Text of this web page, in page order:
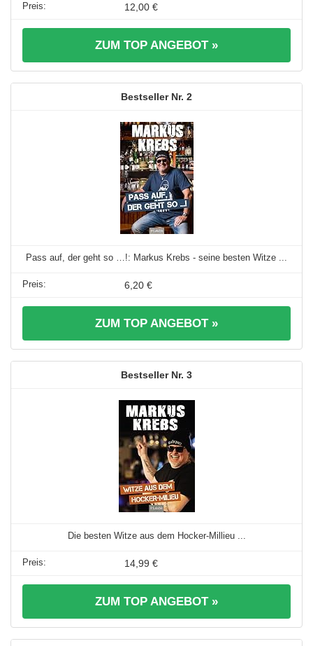
12,00 €
ZUM TOP ANGEBOT »
2
Pass auf, der geht so …!: Markus Krebs - seine besten Witze ...
6,20 €
ZUM TOP ANGEBOT »
3
Die besten Witze aus dem Hocker-Millieu ...
14,99 €
ZUM TOP ANGEBOT »